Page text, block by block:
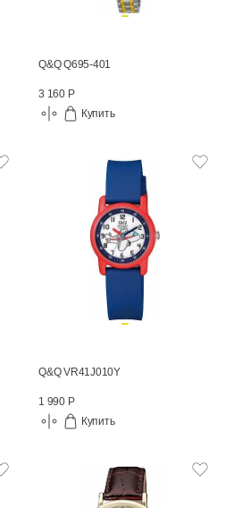
Q&Q Q695-401
3 160 Р
Купить
Q&Q VR41J010Y
1 990 Р
Купить